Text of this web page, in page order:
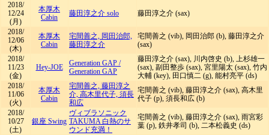
2018/
12/24
(月)
本厚木
Cabin
藤田淳之介 solo 藤田淳之介 (sax)
2018/
12/06
(木)
本厚木
Cabin
宅間善之, 岡田治郎,
藤田淳之介
宅間善之 (vib), 岡田治郎 (b), 藤田淳之介
(sax)
2018/
11/23
(金)
Hey-JOE Generation GAP /
Generation GAP
藤田淳之介 (sax), 川内啓史 (b), 上杉雄一
(sax), 副田整歩 (sax), 宮里陽太 (sax), 竹内
大輔 (key), 田口慎二 (g), 能村亮平 (ds)
2018/
11/06
(火)
本厚木
Cabin
宅間善之, 藤田淳之
介, 高木里代子, 須長
和広
宅間善之 (vib), 藤田淳之介 (sax), 高木里
代子 (p), 須長和広 (b)
2018/
10/27
(土)
銀座 Swing
ヴィブラソニック
TAKUMA 白熱のサ
ウンド充満！
宅間善之 (vib), 藤田淳之介 (sax), 雨宮彩
葉 (p), 鉄井孝司 (b), 二本松義史 (ds)